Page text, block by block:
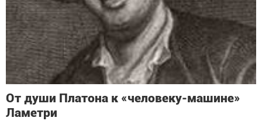
От души Платона к «человеку-машине»
Ламетри